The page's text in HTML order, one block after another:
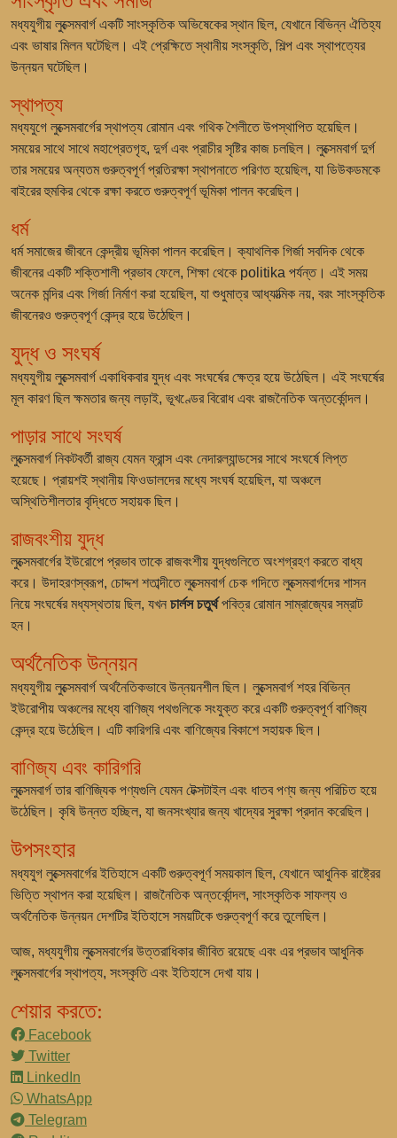
মধ্যযুগীয় লুক্সেমবার্গ একটি সাংস্কৃতিক অভিষেকের স্থান ছিল, যেখানে বিভিন্ন ঐতিহ্য
এবং ভাষার মিলন ঘটেছিল। এই প্রেক্ষিতে স্থানীয় সংস্কৃতি, শিল্প এবং স্থাপত্যের
উন্নয়ন ঘটেছিল।
স্থাপত্য
মধ্যযুগে লুক্সেমবার্গের স্থাপত্য রোমান এবং গথিক শৈলীতে উপস্থাপিত হয়েছিল।
সময়ের সাথে সাথে মহাপ্রেতগৃহ, দুর্গ এবং প্রাচীর সৃষ্টির কাজ চলছিল। লুক্সেমবার্গ দুর্গ
তার সময়ের অন্যতম গুরুত্বপূর্ণ প্রতিরক্ষা স্থাপনাতে পরিণত হয়েছিল, যা ডিউকডমকে
বাইরের হুমকির থেকে রক্ষা করতে গুরুত্বপূর্ণ ভূমিকা পালন করেছিল।
ধর্ম
ধর্ম সমাজের জীবনে কেন্দ্রীয় ভূমিকা পালন করেছিল। ক্যাথলিক গির্জা সবদিক থেকে
জীবনের একটি শক্তিশালী প্রভাব ফেলে, শিক্ষা থেকে politika পর্যন্ত। এই সময়
অনেক মন্দির এবং গির্জা নির্মাণ করা হয়েছিল, যা শুধুমাত্র আধ্যাত্মিক নয়, বরং সাংস্কৃতিক
জীবনেরও গুরুত্বপূর্ণ কেন্দ্র হয়ে উঠেছিল।
যুদ্ধ ও সংঘর্ষ
মধ্যযুগীয় লুক্সেমবার্গ একাধিকবার যুদ্ধ এবং সংঘর্ষের ক্ষেত্র হয়ে উঠেছিল। এই সংঘর্ষের
মূল কারণ ছিল ক্ষমতার জন্য লড়াই, ভূখণ্ডের বিরোধ এবং রাজনৈতিক অন্তর্কোন্দল।
পাড়ার সাথে সংঘর্ষ
লুক্সেমবার্গ নিকটবর্তী রাজ্য যেমন ফ্রান্স এবং নেদারল্যান্ডসের সাথে সংঘর্ষে লিপ্ত
হয়েছে। প্রায়শই স্থানীয় ফিওডালদের মধ্যে সংঘর্ষ হয়েছিল, যা অঞ্চলে
অস্থিতিশীলতার বৃদ্ধিতে সহায়ক ছিল।
রাজবংশীয় যুদ্ধ
লুক্সেমবার্গের ইউরোপে প্রভাব তাকে রাজবংশীয় যুদ্ধগুলিতে অংশগ্রহণ করতে বাধ্য
করে। উদাহরণস্বরূপ, চোদ্দশ শতাব্দীতে লুক্সেমবার্গ চেক গদিতে লুক্সেমবার্গদের শাসন
নিয়ে সংঘর্ষের মধ্যস্থতায় ছিল, যখন চার্লস চতুর্থপবিত্র রোমান সাম্রাজ্যের সম্রাট
হন।
অর্থনৈতিক উন্নয়ন
মধ্যযুগীয় লুক্সেমবার্গ অর্থনৈতিকভাবে উন্নয়নশীল ছিল। লুক্সেমবার্গ শহর বিভিন্ন
ইউরোপীয় অঞ্চলের মধ্যে বাণিজ্য পথগুলিকে সংযুক্ত করে একটি গুরুত্বপূর্ণ বাণিজ্য
কেন্দ্র হয়ে উঠেছিল। এটি কারিগরি এবং বাণিজ্যের বিকাশে সহায়ক ছিল।
বাণিজ্য এবং কারিগরি
লুক্সেমবার্গ তার বাণিজ্যিক পণ্যগুলি যেমন টেক্সটাইল এবং ধাতব পণ্য জন্য পরিচিত হয়ে
উঠেছিল। কৃষি উন্নত হচ্ছিল, যা জনসংখ্যার জন্য খাদ্যের সুরক্ষা প্রদান করেছিল।
উপসংহার
মধ্যযুগ লুক্সেমবার্গের ইতিহাসে একটি গুরুত্বপূর্ণ সময়কাল ছিল, যেখানে আধুনিক রাষ্ট্রের
ভিত্তি স্থাপন করা হয়েছিল। রাজনৈতিক অন্তর্কোন্দল, সাংস্কৃতিক সাফল্য ও
অর্থনৈতিক উন্নয়ন দেশটির ইতিহাসে সময়টিকে গুরুত্বপূর্ণ করে তুলেছিল।
আজ, মধ্যযুগীয় লুক্সেমবার্গের উত্তরাধিকার জীবিত রয়েছে এবং এর প্রভাব আধুনিক
লুক্সেমবার্গের স্থাপত্য, সংস্কৃতি এবং ইতিহাসে দেখা যায়।
শেয়ার করতে:
Facebook
Twitter
LinkedIn
WhatsApp
Telegram